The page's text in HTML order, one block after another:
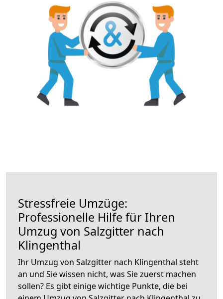
Stressfreie Umzüge:
Professionelle Hilfe für Ihren
Umzug von Salzgitter nach
Klingenthal
Ihr Umzug von Salzgitter nach Klingenthal steht
an und Sie wissen nicht, was Sie zuerst machen
sollen? Es gibt einige wichtige Punkte, die bei